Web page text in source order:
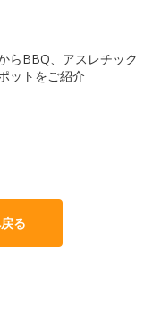
らBBQ、アスレチック
ットをご紹介
る